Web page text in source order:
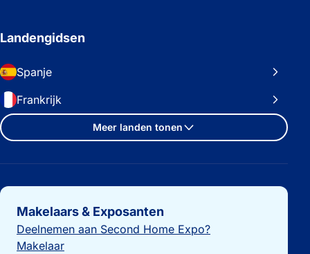
Landengidsen
Spanje
Frankrijk
Meer landen tonen
Belangrijke links
Makelaars & Exposanten
Deelnemen aan Second Home Expo?
Makelaar